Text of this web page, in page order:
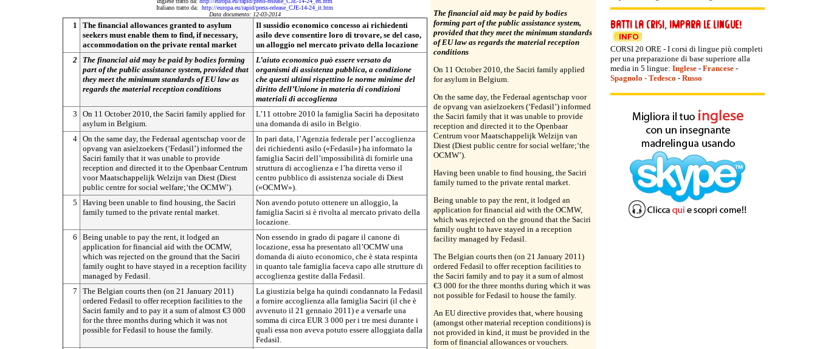
Italiano tratto da: http://europa.eu/rapid/press-release_CJE-14-24_it.htm
Data documento: 12-03-2014
1
The financial allowances granted to asylum
seekers must enable them to find, if necessary,
accommodation on the private rental market
Il sussidio economico concesso ai richiedenti
asilo deve consentire loro di trovare, se del caso,
un alloggio nel mercato privato della locazione
2
The financial aid may be paid by bodies forming
part of the public assistance system, provided that
they meet the minimum standards of EU law as
regards the material reception conditions
L’aiuto economico può essere versato da
organismi di assistenza pubblica, a condizione
che questi ultimi rispettino le norme minime del
diritto dell’Unione in materia di condizioni
materiali di accoglienza
3
On 11 October 2010, the Saciri family applied for
asylum in Belgium.
L’11 ottobre 2010 la famiglia Saciri ha depositato
una domanda di asilo in Belgio.
4
On the same day, the Federaal agentschap voor de
opvang van asielzoekers (‘Fedasil’) informed the
Saciri family that it was unable to provide
reception and directed it to the Openbaar Centrum
voor Maatschappelijk Welzijn van Diest (Diest
public centre for social welfare;‘the OCMW’).
In pari data, l’Agenzia federale per l’accoglienza
dei richiedenti asilo («Fedasil») ha informato la
famiglia Saciri dell’impossibilità di fornirle una
struttura di accoglienza e l’ha diretta verso il
centro pubblico di assistenza sociale di Diest
(«OCMW»).
5
Having been unable to find housing, the Saciri
family turned to the private rental market.
Non avendo potuto ottenere un alloggio, la
famiglia Saciri si è rivolta al mercato privato della
locazione.
6
Being unable to pay the rent, it lodged an
application for financial aid with the OCMW,
which was rejected on the ground that the Saciri
family ought to have stayed in a reception facility
managed by Fedasil.
Non essendo in grado di pagare il canone di
locazione, essa ha presentato all’OCMW una
domanda di aiuto economico, che è stata respinta
in quanto tale famiglia faceva capo alle strutture di
accoglienza gestite dalla Fedasil.
7
The Belgian courts then (on 21 January 2011)
ordered Fedasil to offer reception facilities to the
Saciri family and to pay it a sum of almost €3 000
for the three months during which it was not
possible for Fedasil to house the family.
La giustizia belga ha quindi condannato la Fedasil
a fornire accoglienza alla famiglia Saciri (il che è
avvenuto il 21 gennaio 2011) e a versarle una
somma di circa EUR 3 000 per i tre mesi durante i
quali essa non aveva potuto essere alloggiata dalla
Fedasil.
The financial aid may be paid by bodies
forming part of the public assistance system,
provided that they meet the minimum standards
of EU law as regards the material reception
conditions
On 11 October 2010, the Saciri family applied
for asylum in Belgium.
On the same day, the Federaal agentschap voor
de opvang van asielzoekers (‘Fedasil’) informed
the Saciri family that it was unable to provide
reception and directed it to the Openbaar
Centrum voor Maatschappelijk Welzijn van
Diest (Diest public centre for social welfare;‘the
OCMW’).
Having been unable to find housing, the Saciri
family turned to the private rental market.
Being unable to pay the rent, it lodged an
application for financial aid with the OCMW,
which was rejected on the ground that the Saciri
family ought to have stayed in a reception
facility managed by Fedasil.
The Belgian courts then (on 21 January 2011)
ordered Fedasil to offer reception facilities to
the Saciri family and to pay it a sum of almost
€3 000 for the three months during which it was
not possible for Fedasil to house the family.
An EU directive provides that, where housing
(amongst other material reception conditions) is
not provided in kind, it must be provided in the
form of financial allowances or vouchers.
CORSI 20 ORE - I corsi di lingue più completi
per una preparazione di base superiore alla
media in 5 lingue: Inglese- Francese-
Spagnolo - Tedesco - Russo